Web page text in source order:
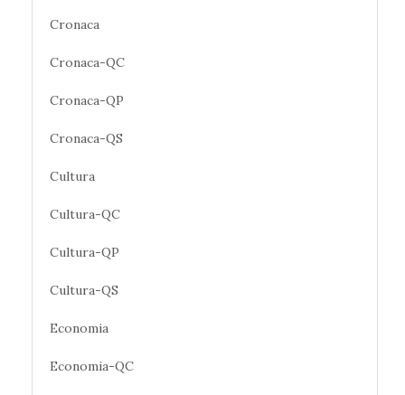
Cronaca
Cronaca-QC
Cronaca-QP
Cronaca-QS
Cultura
Cultura-QC
Cultura-QP
Cultura-QS
Economia
Economia-QC